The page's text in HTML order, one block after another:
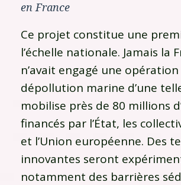
en France
Ce projet constitue une
l’échelle nationale. Jamais la
n’avait engagé une
dépollution marine d’une
mobilise près de 80 millions
financés par l’État, les
et l’Union européenne. Des
innovantes seront
notamment des barrières